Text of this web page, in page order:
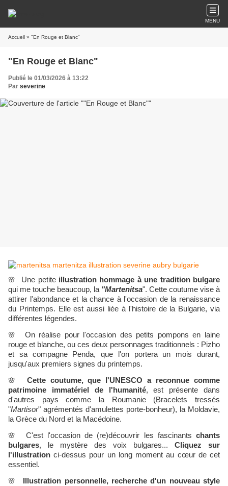
MENU
Accueil » "En Rouge et Blanc"
"En Rouge et Blanc"
Publié le 01/03/2026 à 13:22
Par severine
🌸 Une petite illustration hommage à une tradition bulgare
qui me touche beaucoup, la "Martenitsa". Cette coutume vise à
attirer l'abondance et la chance à l'occasion de la renaissance
du Printemps. Elle est aussi liée à l'histoire de la Bulgarie, via
différentes légendes.
🌸 On réalise pour l'occasion des petits pompons en laine
rouge et blanche, ou ces deux personnages traditionnels : Pizho
et sa compagne Penda, que l'on portera un mois durant,
jusqu'aux premiers signes du printemps.
🌸 Cette coutume, que l'UNESCO a reconnue comme
patrimoine immatériel de l'humanité, est présente dans
d'autres pays comme la Roumanie (Bracelets tressés
"Martisor" agrémentés d'amulettes porte-bonheur), la Moldavie,
la Grèce du Nord et la Macédoine.
🌸 C'est l'occasion de (re)découvrir les fascinantschants
bulgares, le mystère des voix bulgares... Cliquez sur
l'illustration ci-dessus pour un long moment au cœur de cet
essentiel.
🌸
Illustration personnelle, recherche d'un nouveau style